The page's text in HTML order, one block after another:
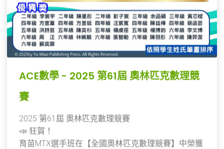
ACE數學 - 2025 第61屆 奧林匹克數理競
賽
2025 第61屆 奧林匹克數理競賽
📣 狂賀！
育苗MTX選手班在【全國奧林匹克數理競賽】中榮獲